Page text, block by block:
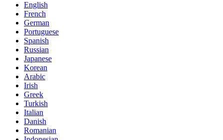
English
French
German
Portuguese
Spanish
Russian
Japanese
Korean
Arabic
Irish
Greek
Turkish
Italian
Danish
Romanian